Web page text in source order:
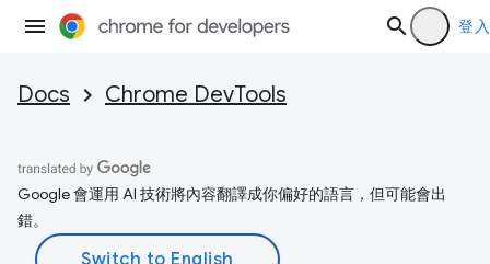
登入
Docs Chrome DevTools
Google 會運用 AI 技術將內容翻譯成你偏好的語言，但可能會出
錯。